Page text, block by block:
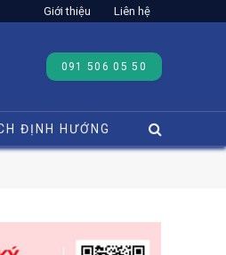
Giới thiệu Liên hệ
091 506 05 50
ĐỊNH HƯỚNG